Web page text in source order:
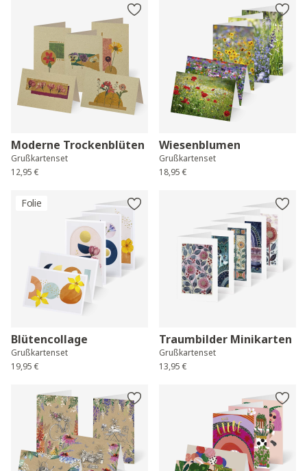
Moderne Trockenblüten
Grußkartenset
12,95 €
Wiesenblumen
Grußkartenset
18,95 €
Folie
Blütencollage
Grußkartenset
19,95 €
Traumbilder Minikarten
Grußkartenset
13,95 €